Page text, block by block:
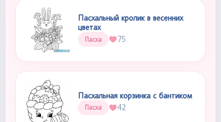
Пасхальный кролик в весенних
цветах
Пасха 75
Пасхальная корзинка с бантиком
Пасха 42